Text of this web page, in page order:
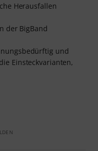
Herausfallen
der BigBand
und
Einsteckvarianten,